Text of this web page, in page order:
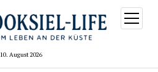
10. August 2026
Menü
öffnen